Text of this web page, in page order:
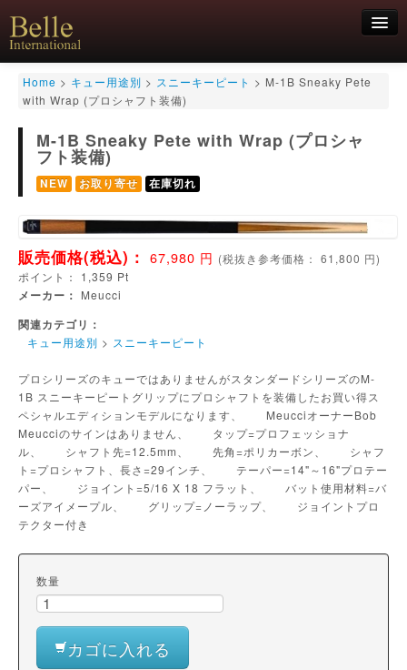
新規会員登録
ログイン
HOME
キュー
キュー用途別
キューケース
アクセサリー
特価商品
お気軽にお問合せくださいませ！ 06-6468-7850
Home > キュー用途別 > スニーキーピート > M-1B Sneaky Pete
with Wrap (プロシャフト装備)
M-1B Sneaky Pete with Wrap (プロシャ
フト装備)
NEW お取り寄せ 在庫切れ
販売価格(税込)： 67,980 円 (税抜き参考価格： 61,800 円)
ポイント： 1,359 Pt
メーカー： Meucci
関連カテゴリ：
キュー用途別 > スニーキーピート
プロシリーズのキューではありませんがスタンダードシリーズのM-
1B スニーキーピートグリップにプロシャフトを装備したお買い得ス
ペシャルエディションモデルになります、 MeucciオーナーBob
Meucciのサインはありません、 タップ=プロフェッショナ
ル、 シャフト先=12.5mm、 先角=ポリカーボン、 シャフ
ト=プロシャフト、長さ=29インチ、 テーパー=14"～16"プロテー
パー、 ジョイント=5/16 X 18 フラット、 バット使用材料=バ
ーズアイメープル、 グリップ=ノーラップ、 ジョイントプロ
テクター付き
数量
カゴに入れる